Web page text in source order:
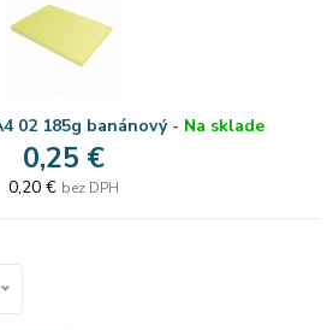
02 185g banánový- Na sklade
0,25 €
0,20 € bez DPH